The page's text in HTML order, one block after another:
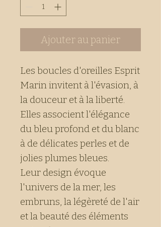
Ajouter au panier
Les boucles d'oreilles Esprit
Marin invitent à l'évasion, à
la douceur et à la liberté.
Elles associent l'élégance
du bleu profond et du blanc
à de délicates perles et de
jolies plumes bleues.
Leur design évoque
l'univers de la mer, les
embruns, la légèreté de l'air
et la beauté des éléments